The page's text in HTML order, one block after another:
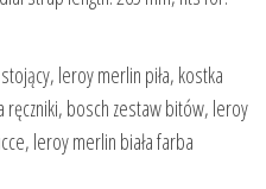
leroy merlin piła, kostka
ręczniki, bosch zestaw bitów, leroy
leroy merlin biała farba